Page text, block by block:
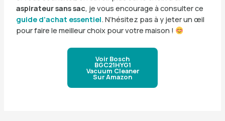
aspirateur sans sac, je vous encourage à consulter ce
guide d’achat essentiel. N’hésitez pas à y jeter un œil
pour faire le meilleur choix pour votre maison !
Voir Bosch
BGC21HYG1
Vacuum Cleaner
Sur Amazon